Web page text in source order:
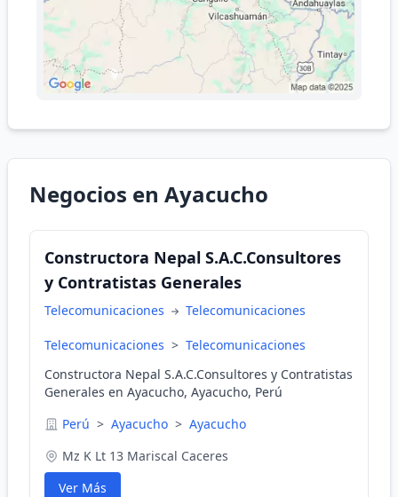
Negocios en Ayacucho
Constructora Nepal S.A.C.Consultores
y Contratistas Generales
Telecomunicaciones Telecomunicaciones
Telecomunicaciones > Telecomunicaciones
Constructora Nepal S.A.C.Consultores y Contratistas
Generales en Ayacucho, Ayacucho, Perú
Perú > Ayacucho > Ayacucho
Mz K Lt 13 Mariscal Caceres
Ver Más